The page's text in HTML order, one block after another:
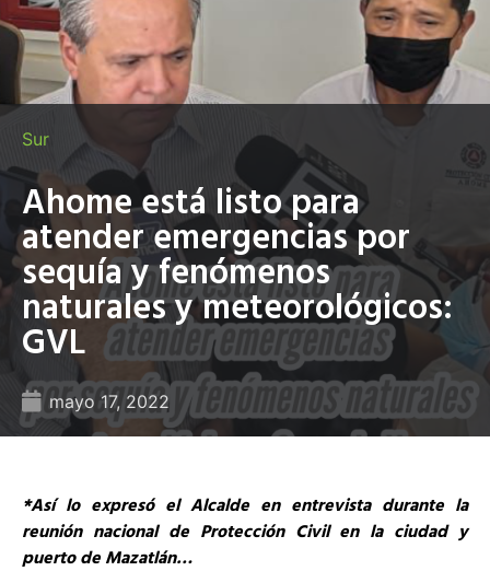
Sur
Ahome está listo para
atender emergencias por
sequía y fenómenos
naturales y meteorológicos:
GVL
mayo 17, 2022
*Así lo expresó el Alcalde en entrevista durante la
reunión nacional de Protección Civil en la ciudad y
puerto de Mazatlán…